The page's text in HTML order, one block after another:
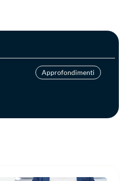
Approfondimenti